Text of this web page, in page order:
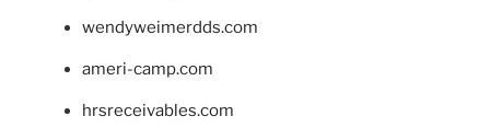
wendyweimerdds.com
ameri-camp.com
hrsreceivables.com